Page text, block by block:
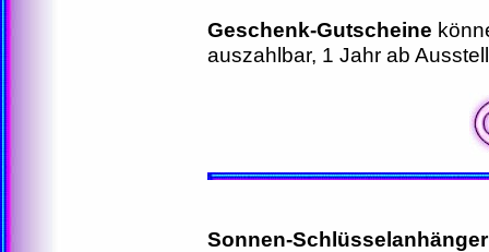
Geschenk-Gutscheine
auszahlbar, 1 Jahr ab
Sonnen-Schlüsselanhänger